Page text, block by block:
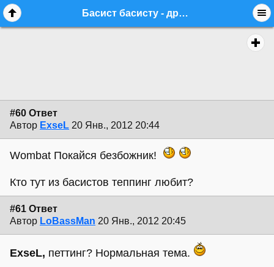
Басист басисту - друг, товарищ и брат - стр. 5 - equipment.bass - Форум гитаристов
#60 Ответ
Автор ExseL 20 Янв., 2012 20:44
Wombat Покайся безбожник!
Кто тут из басистов теппинг любит?
#61 Ответ
Автор LoBassMan 20 Янв., 2012 20:45
ExseL, петтинг? Нормальная тема.